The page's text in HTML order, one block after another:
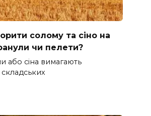
солому та сіно на
чи пелети?
або сіна вимагають